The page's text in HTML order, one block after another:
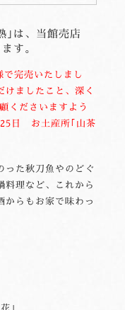
｣は、当館売店
す。
完売いたしまし
ましたこと、深く
くださいますよう
25日 お土産所｢山茶
った秋刀魚やのどぐ
料理など、これから
からもお家で味わっ